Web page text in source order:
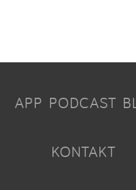
APP PODCAST
KONTAKT